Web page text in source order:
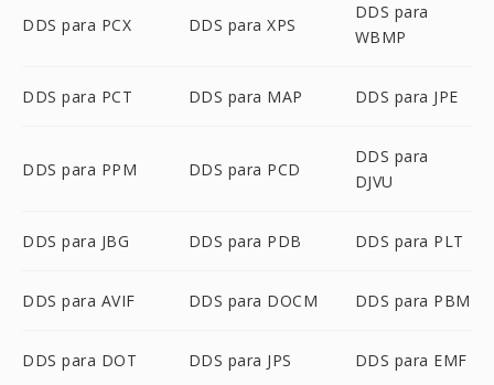
DDS para PCX DDS para XPS
DDS para
WBMP
DDS para PCT DDS para MAP DDS para JPE
DDS para PPM DDS para PCD
DDS para
DJVU
DDS para JBG DDS para PDB DDS para PLT
DDS para AVIF DDS para DOCM DDS para PBM
DDS para DOT DDS para JPS DDS para EMF